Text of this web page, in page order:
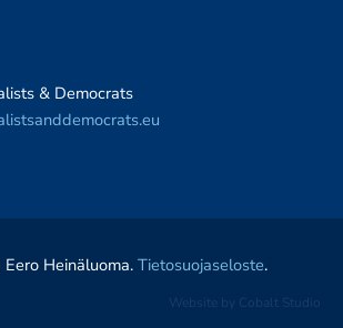
& Democrats
Heinäluoma. Tietosuojaseloste.
Website by Cobalt Studio